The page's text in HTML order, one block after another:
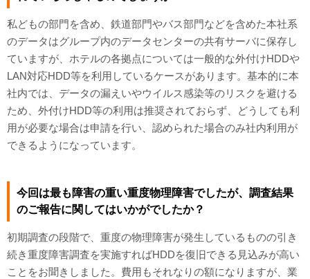
私どもの部門を含め、鉄道部門やバス部門などを含めた本社系
のデータはグループ内のデータセンターの共有サーバに保存し
ていますが、ホテルの各拠点については一般的な外付けHDDや
LAN対応HDD等を利用しているケースがあります。基本的に本
社内では、データの漏えいやウイルス感染等のリスクを避ける
ため、外付けHDD等の利用は推奨されておらず、どうしても利
用が必要な場合は申請を行い、認められた場合のみ社内利用が
できるようになっています。
今回は最も障害の重い重度物理障害でしたが、調査結果
のご報告に関してはいかがでしたか？
初期調査の段階で、重度の物理障害が発生しているものの引き
続き重度障害調査を実施すればHDDを復旧できる見込みが高い
ことをお聞きしました。費用もそれなりの額になりますが、業